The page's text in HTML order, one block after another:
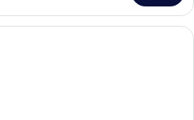
Et bord med en bog, to